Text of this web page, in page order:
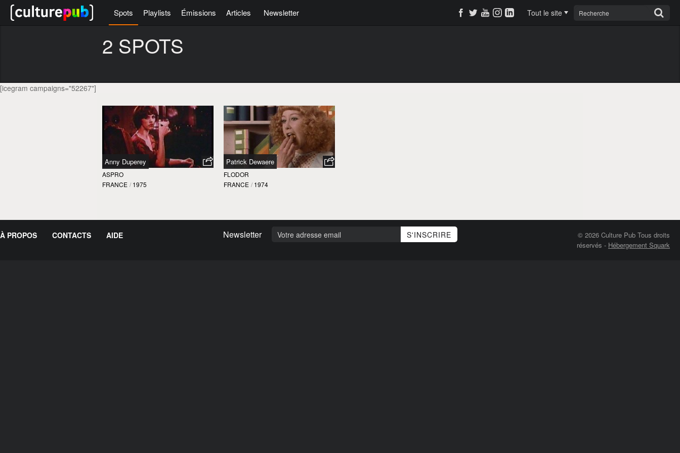
Spots Playlists Émissions Articles Newsletter Tout le site
2 SPOTS
[icegram campaigns="52267"]
Anny Duperey
ASPRO
FRANCE / 1975
Patrick Dewaere
FLODOR
FRANCE / 1974
À PROPOS CONTACTS AIDE Newsletter
© 2026 Culture Pub Tous droits
réservés - Hébergement Squark